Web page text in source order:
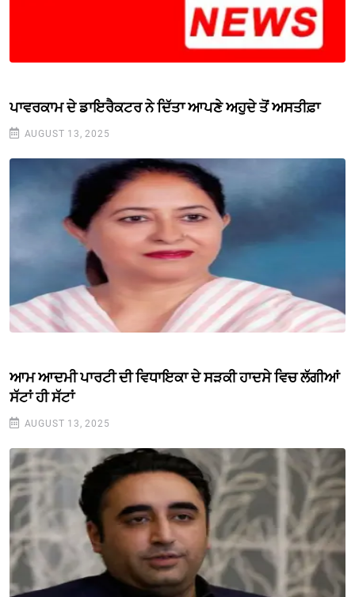
ਪਾਵਰਕਾਮ ਦੇ ਡਾਇਰੈਕਟਰ ਨੇ ਦਿੱਤਾ ਆਪਣੇ ਅਹੁਦੇ ਤੋਂ ਅਸਤੀਫ਼ਾ
AUGUST 13, 2025
ਆਮ ਆਦਮੀ ਪਾਰਟੀ ਦੀ ਵਿਧਾਇਕਾ ਦੇ ਸੜਕੀ ਹਾਦਸੇ ਵਿਚ ਲੱਗੀਆਂ
ਸੱਟਾਂ ਹੀ ਸੱਟਾਂ
AUGUST 13, 2025